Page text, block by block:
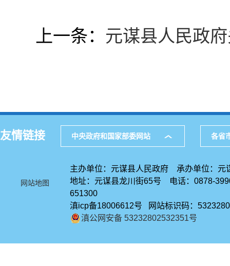
上一条： 元谋县人民政
友情链接 中央政府和国家部委网站 各省
网站地图
主办单位：元谋县人民政府 承办单位：元
地址：元谋县龙川街65号 电话：0878-
651300
滇icp备18006612号 网站标识码：
滇公网安备 53232802532351号